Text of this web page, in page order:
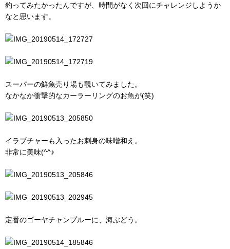
釣ってみたかったんですが、時間がなく次回にチャレンジしようか
なと思います。
スーパーの鮮魚売り場も覗いてみました。
なかなか衝撃的なカーラーリングのお魚が(笑)
イラブチャーも入ったお刺身の味噌和え。
非常に美味(^^♪
定番のゴーヤチャンプルーに、海ぶどう。